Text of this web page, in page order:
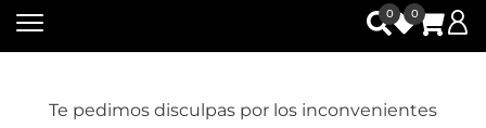
0 0
Te pedimos disculpas por los inconvenientes